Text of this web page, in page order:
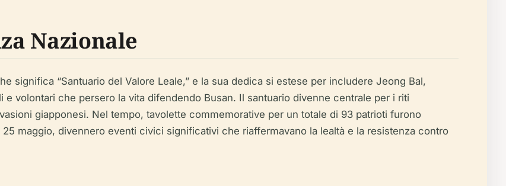
Nazionale
significa “Santuario del Valore Leale,” e la sua dedica si estese per includere Jeong Bal,
volontari che persero la vita difendendo Busan. Il santuario divenne centrale per i riti
giapponesi. Nel tempo, tavolette commemorative per un totale di 93 patrioti furono
maggio, divennero eventi civici significativi che riaffermavano la lealtà e la resistenza contro